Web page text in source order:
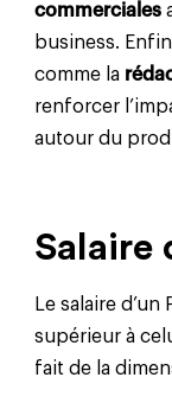
commerciales
business.
comme la
renforcer
autour du
Salaire
Le salaire
supérieur à
fait de la